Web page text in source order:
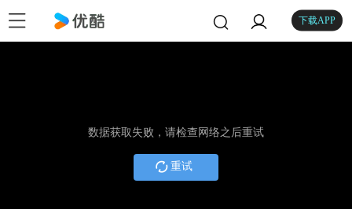
下载APP
数据获取失败，请检查网络之后重试
重试